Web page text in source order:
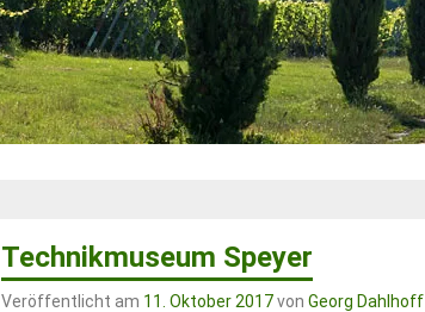
Technikmuseum Speyer
Veröffentlicht am 11. Oktober 2017vonGeorg Dahlhoff